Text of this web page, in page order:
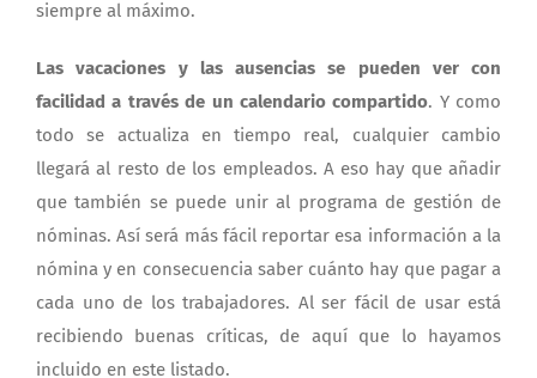
siempre al máximo.
Las vacaciones y las ausencias se pueden ver con
facilidad a través de un calendario compartido. Y como
todo se actualiza en tiempo real, cualquier cambio
llegará al resto de los empleados. A eso hay que añadir
que también se puede unir al programa de gestión de
nóminas. Así será más fácil reportar esa información a la
nómina y en consecuencia saber cuánto hay que pagar a
cada uno de los trabajadores. Al ser fácil de usar está
recibiendo buenas críticas, de aquí que lo hayamos
incluido en este listado.